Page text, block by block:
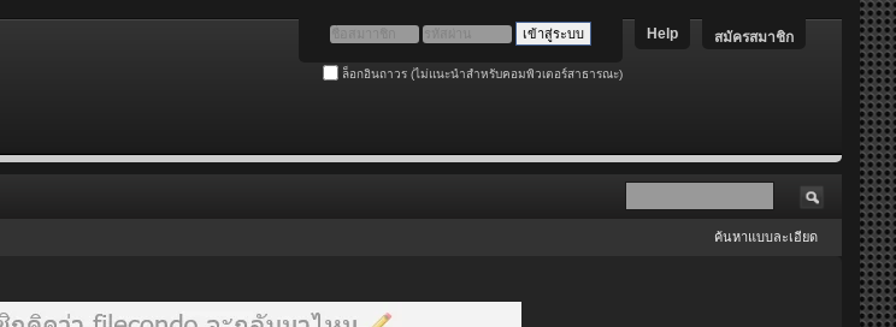
สมัครสมาชิก
Help
ล็อกอินถาวร (ไม่แนะนำสำหรับคอมพิวเตอร์สาธารณะ)
ค้นหาแบบละเอียด